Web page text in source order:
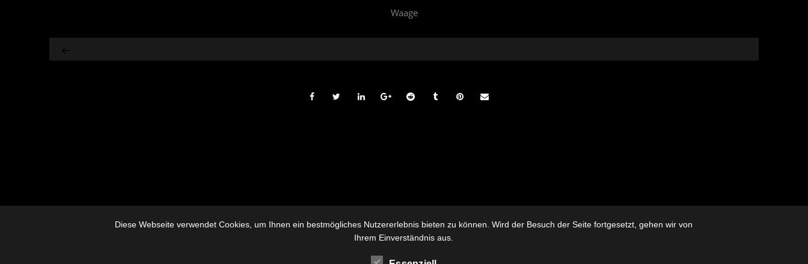
Waage
Diese Webseite verwendet Cookies, um Ihnen ein bestmögliches Nutzererlebnis bieten zu können. Wird der Besuch der Seite fortgesetzt, gehen wir von
Ihrem Einverständnis aus.